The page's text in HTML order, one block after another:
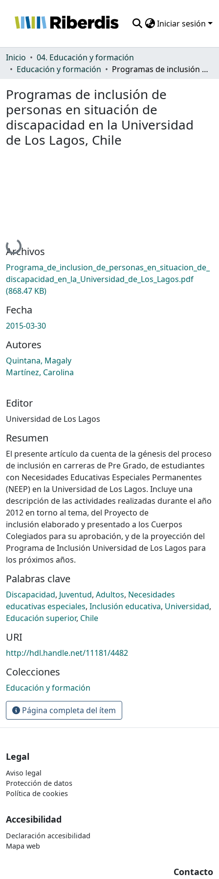
Iniciar sesión
Comunidades
Estadísticas
Inicio
04. Educación y formación
Educación y formación
Programas de inclusión de personas en situación de discapacidad en la Universidad de Los Lagos, Chile
Programas de inclusión de
personas en situación de
discapacidad en la Universidad
de Los Lagos, Chile
Cargando...
Archivos
Programa_de_inclusion_de_personas_en_situacion_de_
discapacidad_en_la_Universidad_de_Los_Lagos.pdf
(868.47 KB)
Fecha
2015-03-30
Autores
Quintana, Magaly
Martínez, Carolina
Editor
Universidad de Los Lagos
Resumen
El presente artículo da cuenta de la génesis del proceso
de inclusión en carreras de Pre Grado, de estudiantes
con Necesidades Educativas Especiales Permanentes
(NEEP) en la Universidad de Los Lagos. Incluye una
descripción de las actividades realizadas durante el año
2012 en torno al tema, del Proyecto de
inclusión elaborado y presentado a los Cuerpos
Colegiados para su aprobación, y de la proyección del
Programa de Inclusión Universidad de Los Lagos para
los próximos años.
Palabras clave
Discapacidad, Juventud, Adultos, Necesidades
educativas especiales, Inclusión educativa, Universidad,
Educación superior, Chile
URI
http://hdl.handle.net/11181/4482
Colecciones
Educación y formación
Página completa del ítem
Legal
Aviso legal
Protección de datos
Política de cookies
Accesibilidad
Declaración accesibilidad
Mapa web
Contacto